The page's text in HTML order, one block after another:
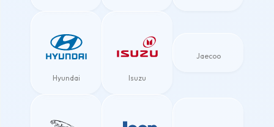
Hyundai Isuzu
Jaecoo